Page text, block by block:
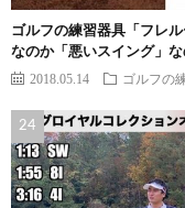
ゴルフの練習器具「フレ
なのか「悪いスイング」
2018.05.14 ゴルフの